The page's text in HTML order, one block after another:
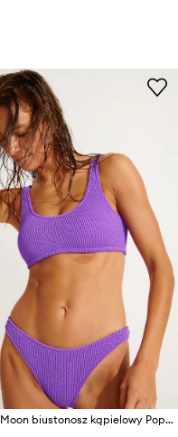
Banana Moon biustonosz kąpielowy Popcorn